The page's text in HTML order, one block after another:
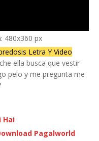
480x360 px
Letra Y Video
ella busca que vestir
pelo y me pregunta me
Hai
Pagalworld